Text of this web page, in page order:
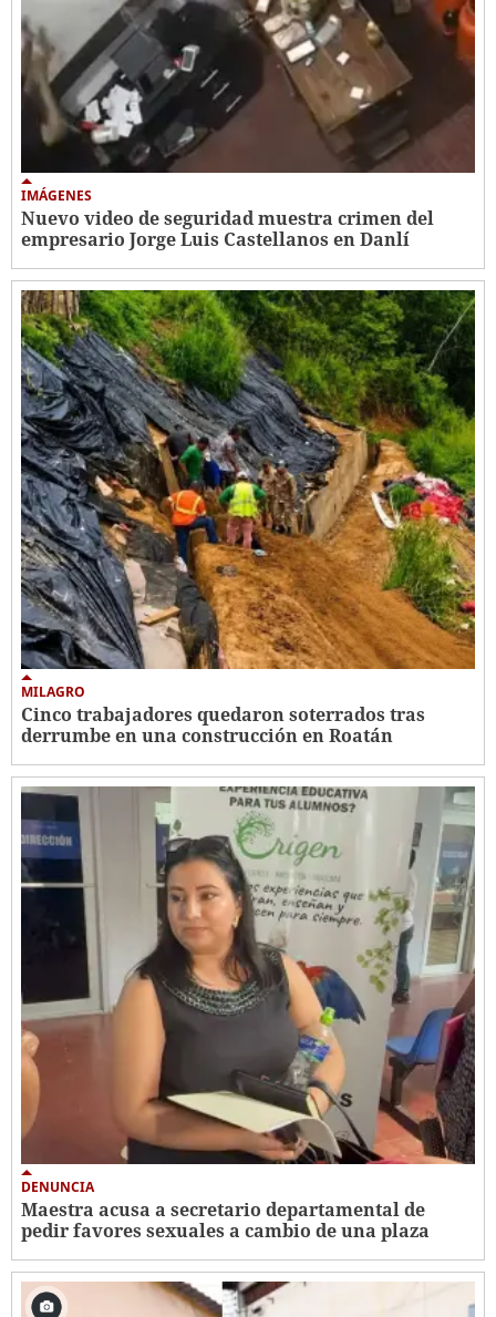
IMÁGENES
Nuevo video de seguridad muestra crimen del
empresario Jorge Luis Castellanos en Danlí
MILAGRO
Cinco trabajadores quedaron soterrados tras
derrumbe en una construcción en Roatán
DENUNCIA
Maestra acusa a secretario departamental de
pedir favores sexuales a cambio de una plaza